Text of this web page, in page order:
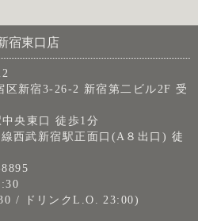
宿東口店
区新宿3-26-2 新宿第二ビル2F 受
央東口 徒歩1分
西武新宿駅正面口(A８出口) 徒
/ ドリンクL.O. 23:00)